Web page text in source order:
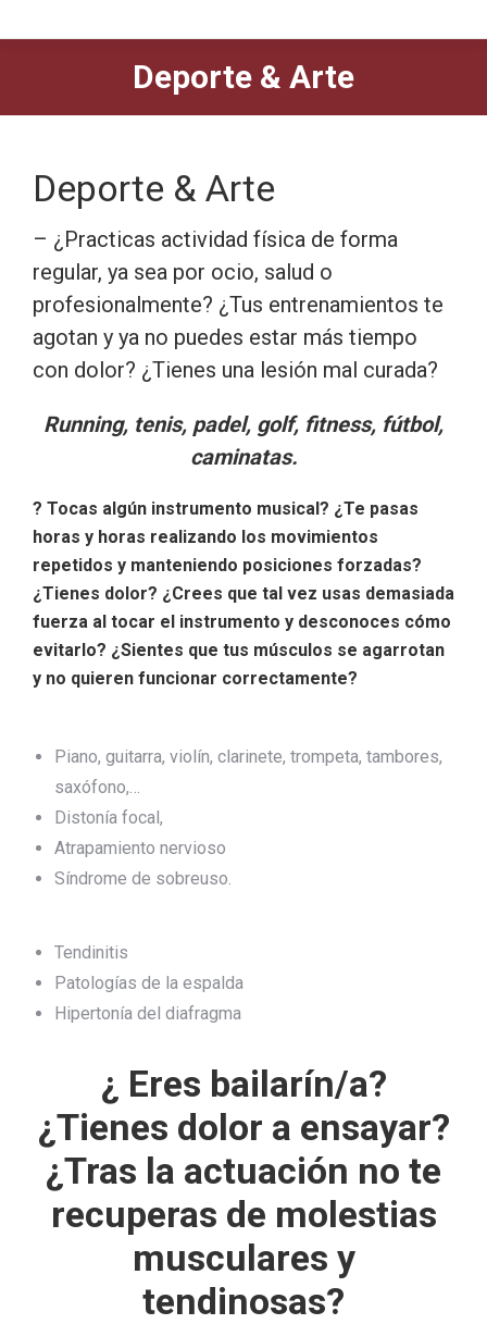
Deporte & Arte
Deporte & Arte
– ¿Practicas actividad física de forma
regular, ya sea por ocio, salud o
profesionalmente? ¿Tus entrenamientos te
agotan y ya no puedes estar más tiempo
con dolor? ¿Tienes una lesión mal curada?
Running, tenis, padel, golf, fitness, fútbol,
caminatas.
? Tocas algún instrumento musical? ¿Te pasas
horas y horas realizando los movimientos
repetidos y manteniendo posiciones forzadas?
¿Tienes dolor? ¿Crees que tal vez usas demasiada
fuerza al tocar el instrumento y desconoces cómo
evitarlo? ¿Sientes que tus músculos se agarrotan
y no quieren funcionar correctamente?
Piano, guitarra, violín, clarinete, trompeta, tambores,
saxófono,…
Distonía focal,
Atrapamiento nervioso
Síndrome de sobreuso.
Tendinitis
Patologías de la espalda
Hipertonía del diafragma
¿ Eres bailarín/a?
¿Tienes dolor a ensayar?
¿Tras la actuación no te
recuperas de molestias
musculares y
tendinosas?